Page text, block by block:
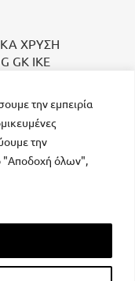
την εμπειρία
την
"Αποδοχή όλων",
ΧΡΥΣΗ
GK IKE
232223